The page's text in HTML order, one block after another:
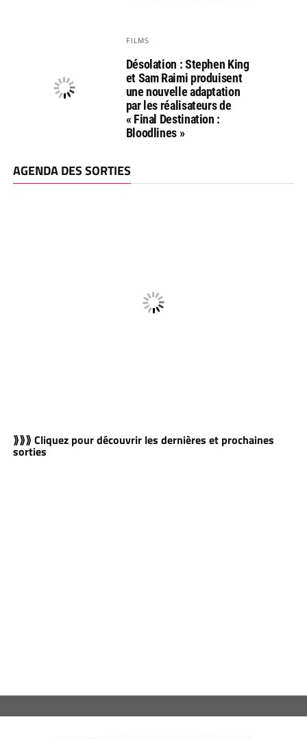
FILMS
Désolation : Stephen King
et Sam Raimi produisent
une nouvelle adaptation
par les réalisateurs de
« Final Destination :
Bloodlines »
AGENDA DES SORTIES
⟫⟫⟫ Cliquez pour découvrir les dernières et prochaines
sorties